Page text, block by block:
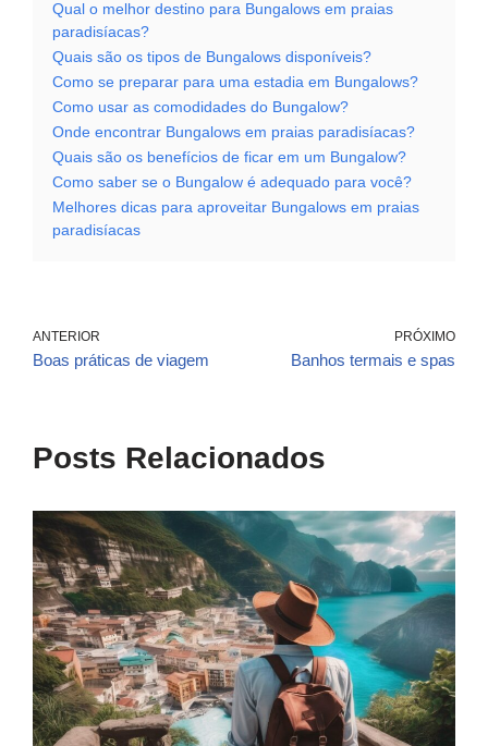
Qual o melhor destino para Bungalows em praias
paradisíacas?
Quais são os tipos de Bungalows disponíveis?
Como se preparar para uma estadia em Bungalows?
Como usar as comodidades do Bungalow?
Onde encontrar Bungalows em praias paradisíacas?
Quais são os benefícios de ficar em um Bungalow?
Como saber se o Bungalow é adequado para você?
Melhores dicas para aproveitar Bungalows em praias
paradisíacas
ANTERIOR
Boas práticas de viagem
PRÓXIMO
Banhos termais e spas
Posts Relacionados